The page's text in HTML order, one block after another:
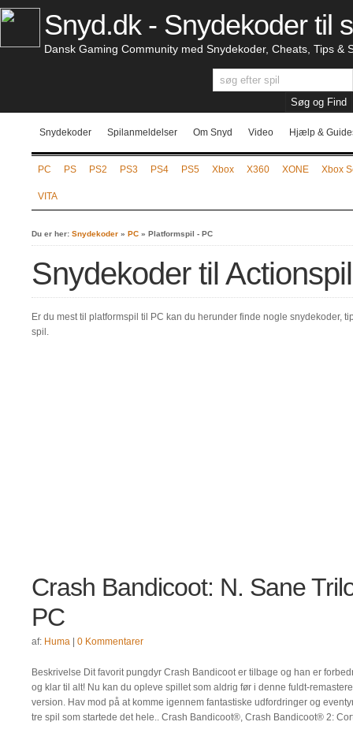
Snyd.dk - Snydekoder til
Dansk Gaming Community med Snydekoder, Cheats, Tips &
Snydekoder Spilanmeldelser Om Snyd Video Hjælp &
PC PS PS2 PS3 PS4 PS5 Xbox X360 XONE Xbox
VITA
Du er her: Snydekoder » PC » Platformspil - PC
Snydekoder til
Er du mest til platformspil til PC kan du herunder finde nogle snydekoder,
spil.
Crash Bandicoot: N. Sane
PC
af: Huma 0 Kommentarer
Beskrivelse Dit favorit pungdyr Crash Bandicoot er tilbage og han er
og klar til alt! Nu kan du opleve spillet som aldrig før i denne fuldt-
version. Hav mod på at komme igennem fantastiske udfordringer og
tre spil som startede det hele.. Crash Bandicoot®, Crash Bandicoot® 2: